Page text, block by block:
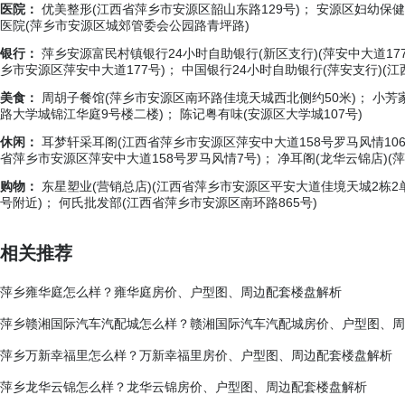
医院： 优美整形(江西省萍乡市安源区韶山东路129号)； 安源区妇幼保
医院(萍乡市安源区城郊管委会公园路青坪路)
银行： 萍乡安源富民村镇银行24小时自助银行(新区支行)(萍安中大道
乡市安源区萍安中大道177号)； 中国银行24小时自助银行(萍安支行)(
美食：
周胡子餐馆(萍乡市安源区南环路佳境天城西北侧约50米)； 小
路大学城锦江华庭9号楼二楼)； 陈记粤有味(安源区大学城107号)
休闲： 耳梦轩采耳阁(江西省萍乡市安源区萍安中大道158号罗马风情
省萍乡市安源区萍安中大道158号罗马风情7号)； 净耳阁(龙华云锦店)(
购物：
东星塑业(营销总店)(江西省萍乡市安源区平安大道佳境天城2栋
号附近)； 何氏批发部(江西省萍乡市安源区南环路865号)
相关推荐
萍乡雍华庭怎么样？雍华庭房价、户型图、周边配套楼盘解析
萍乡赣湘国际汽车汽配城怎么样？赣湘国际汽车汽配城房价、户型图、
萍乡万新幸福里怎么样？万新幸福里房价、户型图、周边配套楼盘解析
萍乡龙华云锦怎么样？龙华云锦房价、户型图、周边配套楼盘解析